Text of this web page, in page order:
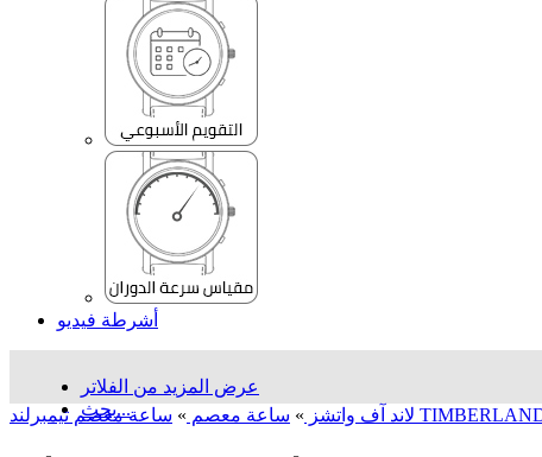
أشرطة فيديو
عرض المزيد من الفلاتر
بحث...
لاند آف واتشز » ساعة معصم »